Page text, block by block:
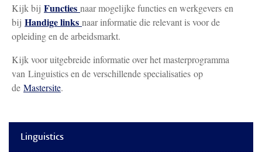
Kijk bij Functies naar mogelijke functies en werkgevers en
bij Handige links naar informatie die relevant is voor de
opleiding en de arbeidsmarkt.
Kijk voor uitgebreide informatie over het masterprogramma
van Linguistics en de verschillende specialisaties op
de Mastersite.
Linguistics